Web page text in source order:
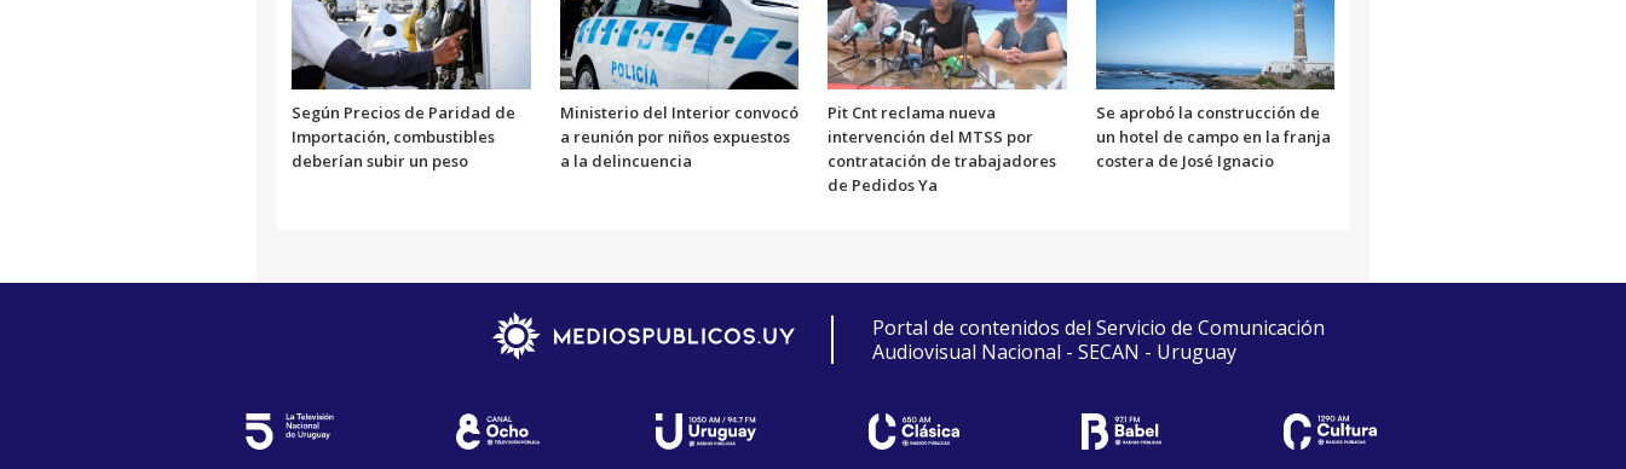
Según Precios de Paridad de
Importación, combustibles
deberían subir un peso
Ministerio del Interior convocó
a reunión por niños expuestos
a la delincuencia
Pit Cnt reclama nueva
intervención del MTSS por
contratación de trabajadores
de Pedidos Ya
Se aprobó la construcción de
un hotel de campo en la franja
costera de José Ignacio
Portal de contenidos del Servicio de Comunicación
Audiovisual Nacional - SECAN - Uruguay